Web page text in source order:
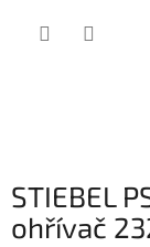
STIEBEL
ohřívač